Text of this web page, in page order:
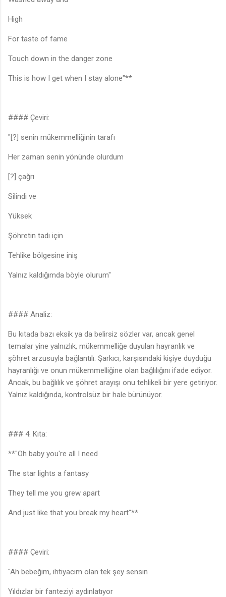
High
For taste of fame
Touch down in the danger zone
This is how I get when I stay alone"**
#### Çeviri:
"[?] senin mükemmelliğinin tarafı
Her zaman senin yönünde olurdum
[?] çağrı
Silindi ve
Yüksek
Şöhretin tadı için
Tehlike bölgesine iniş
Yalnız kaldığımda böyle olurum"
#### Analiz:
Bu kıtada bazı eksik ya da belirsiz sözler var, ancak genel
temalar yine yalnızlık, mükemmelliğe duyulan hayranlık ve
şöhret arzusuyla bağlantılı. Şarkıcı, karşısındaki kişiye duyduğu
hayranlığı ve onun mükemmelliğine olan bağlılığını ifade ediyor.
Ancak, bu bağlılık ve şöhret arayışı onu tehlikeli bir yere getiriyor.
Yalnız kaldığında, kontrolsüz bir hale bürünüyor.
### 4. Kıta:
**"Oh baby you're all I need
The star lights a fantasy
They tell me you grew apart
And just like that you break my heart"**
#### Çeviri:
"Ah bebeğim, ihtiyacım olan tek şey sensin
Yıldızlar bir fanteziyi aydınlatıyor